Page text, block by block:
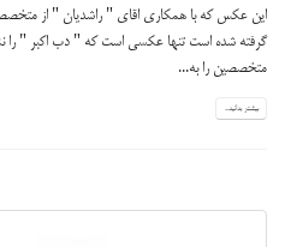
اين عكس كه با همكاری اقای " راشديان " از
گرفته شده است تنها عكسی است كه " دب اكبر " را
متخصصين را به...
بیشتر بدانید...